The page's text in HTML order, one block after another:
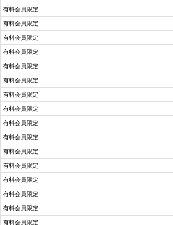
有料会員限定
有料会員限定
有料会員限定
有料会員限定
有料会員限定
有料会員限定
有料会員限定
有料会員限定
有料会員限定
有料会員限定
有料会員限定
有料会員限定
有料会員限定
有料会員限定
有料会員限定
有料会員限定